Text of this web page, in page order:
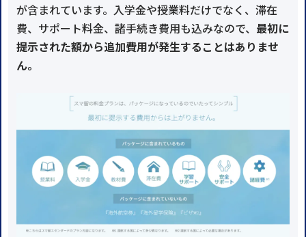
が含まれています。入学金や授業料だけでなく、滞在
費、サポート料金、諸手続き費用も込みなので、 最初に
提示された額から追加費用が発生することはありませ
ん。